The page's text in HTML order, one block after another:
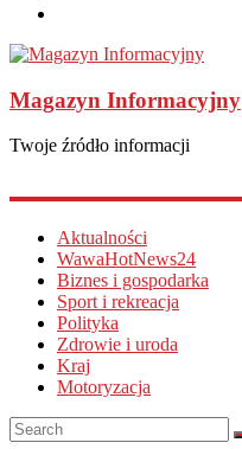
Magazyn Informacyjny
Twoje źródło informacji
Aktualności
WawaHotNews24
Biznes i gospodarka
Sport i rekreacja
Polityka
Zdrowie i uroda
Kraj
Motoryzacja